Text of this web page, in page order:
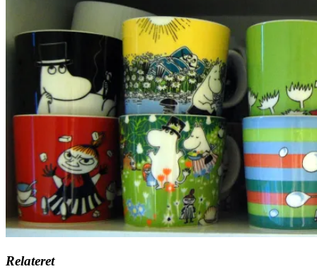
Relateret